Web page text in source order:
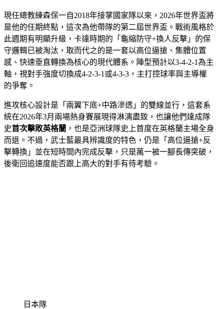
現任總教練森保一自2018年接掌國家隊以來，2026年世界盃將
是他的任期終點，這次為他帶隊的第二屆世界盃。戰術風格於
此週期有明顯升級，卡達時期的「龜縮防守+換人反擊」的保
守邏輯已被淘汰，取而代之的是一套以高位逼搶、集體位置
感、快速垂直轉換為核心的現代體系。陣型預計以3-4-2-1為主
軸，視對手強度切換成4-2-3-1或4-3-3，主打控球率與主導權
的爭奪。
進攻核心設計是「兩翼下底+中路滲透」的雙線並行，這套系
統在2026年3月兩場熱身賽展現得淋漓盡致，也讓他們達成隊
史首次擊敗英格蘭 ，也是亞洲球隊史上首度在英格蘭主場全身
而退。不過，武士藍最具辨識度的特色，仍是「高位逼搶+反
擊轉換」並在短時間內完成反擊，只是萬一被一腳長傳突破，
後衛回追速度能否跟上高大的對手有待考驗。
日本隊